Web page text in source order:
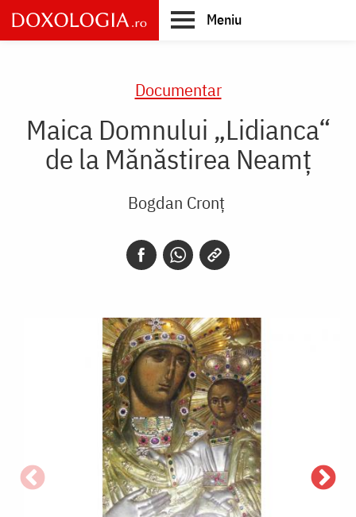
Skip
to
main
Meniu
Documentar
Maica Domnului „Lidianca“
de la Mănăstirea Neamţ
Bogdan Cronț